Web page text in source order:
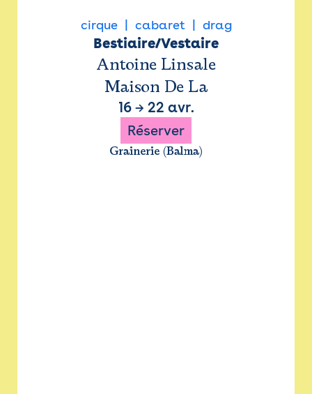
cirque cabaret drag
Bestiaire/Vestaire
Antoine Linsale
Maison De La
16→ 22 avr.
Réserver
Grainerie (Balma)